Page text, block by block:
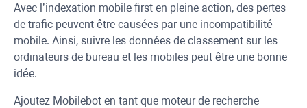
Avec l’indexation mobile first en pleine action, des pertes
de trafic peuvent être causées par une incompatibilité
mobile. Ainsi, suivre les données de classement sur les
ordinateurs de bureau et les mobiles peut être une bonne
idée.
Ajoutez Mobilebot en tant que moteur de recherche